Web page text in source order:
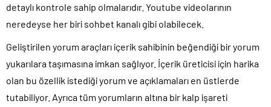
detaylı kontrole sahip olmalarıdır. Youtube videolarının
neredeyse her biri sohbet kanalı gibi olabilecek.
Geliştirilen yorum araçları içerik sahibinin beğendiği bir yorum
yukarılara taşımasına imkan sağlıyor. İçerik üreticisi için harika
olan bu özellik istediği yorum ve açıklamaları en üstlerde
tutabiliyor. Ayrıca tüm yorumların altına bir kalp işareti